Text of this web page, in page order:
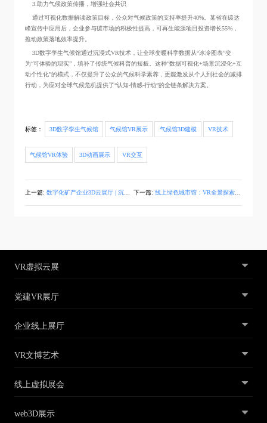
3.助力气候政策传播，增强社会共识
通过可视化数据解读政策目标，公众对气候政策的支持率提升40%。某省在碳达
峰宣传中应用后，企业参与碳市场的积极性提高，可再生能源项目投资增长55%，
推动政策落地效率提升。
3D数字孪生气候馆通过沉浸式VR技术，让全球变暖科学数据从“冰冷图表”变
为“可体验的现实”，填补了传统气候科普的短板。这种“数据可视化+场景沉浸化+互
动个性化”的模式，不仅提升了公众的气候科学素养，更能激发从个人到社会的减排
行动，为应对全球气候危机提供了“认知-情感-行动”的全链条解决方案。
标签： 3D数字孪生气候馆 气候馆VR展示 气候馆3D建模 VR技术
气候馆VR体验 3D动画展示 VR交互
上一篇: 数字化矿产企业3D云展厅 | 沉浸式线上全方位虚拟展示技术 下一篇: 线上绿色城市馆：VR全景探索城市绿化与可持续建筑新标杆
VR虚拟云展
党建VR展厅
企业线上展厅
VR文博艺术
线上虚拟展会
web3D展示